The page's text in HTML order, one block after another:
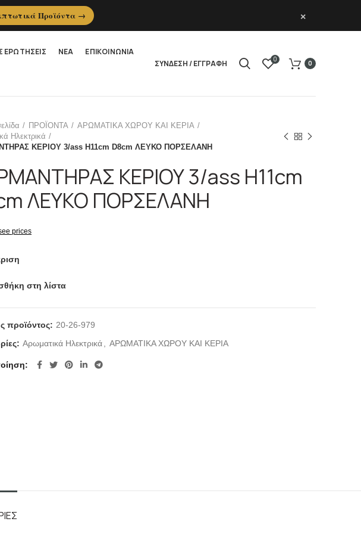
ΕΡΩΤΗΣΕΙΣ ΝΕΑ ΕΠΙΚΟΙΝΩΝΙΑ
ΣΥΝΔΕΣΗ / ΕΓΓΡΑΦΗ 0
0
ΠΡΟΪΟΝΤΑ
ΑΡΩΜΑΤΙΚΑ ΧΩΡΟΥ ΚΑΙ ΚΕΡΙΑ
Ηλεκτρικά
ΚΕΡΙΟΥ 3/ass H11cm D8cm ΛΕΥΚΟ ΠΟΡΣΕΛΑΝΗ
ΚΕΡΙΟΥ 3/ass H11cm
ΛΕΥΚΟ ΠΟΡΣΕΛΑΝΗ
prices
στη λίστα
προϊόντος: 20-26-979
Αρωματικά Ηλεκτρικά ΑΡΩΜΑΤΙΚΑ ΧΩΡΟΥ ΚΑΙ ΚΕΡΙΑ
Προϊόντα → ×